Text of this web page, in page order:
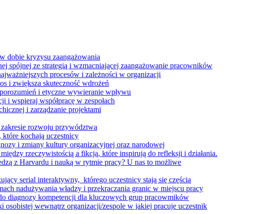
dobie kryzysu zaangażowania
spójnej ze strategią i wzmacniającej zaangażowanie pracowników
procesów i zależności w organizacji
i zwiększa skuteczność wdrożeń
i etyczne wywieranie wpływu
i wspieraj współpracę w zespołach
i zarządzanie projektami
rozwoju przywództwa
które kochają uczestnicy
i zmiany kultury organizacyjnej oraz narodowej
rzeczywistością a fikcją, które inspirują do refleksji i działania.
z Harvardu i nauką w rytmie pracy? U nas to możliwe
serial interaktywny, ​ którego uczestnicy stają się częścią
nadużywania władzy i przekraczania granic w miejscu pracy
diagnozy kompetencji dla kluczowych grup pracowmików
osobistej wewnątrz organizacji/zespole w jakiej pracuje uczestnik